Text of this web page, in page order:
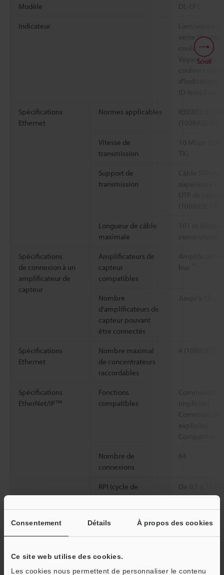
Consentement Détails À propos des cookies
Ce site web utilise des cookies.
Les cookies nous permettent de personnaliser le contenu
Modèle DL-EP1
Indicateur
verte, Voyant
couleurs
Voyant d'état
couleurs
d'indication
(D-bus) 2
Spécifications
Ethernet
Normes applicables
IEEE802.3
(100BASE-TX)
Vitesse de
transmission
TX)
Support de
transmission
Câble STP ou
supérieure
UTP de
(100BASE-TX)
Longueur de câble
maximale
commutateur
Spécifications
de connexion à un
amplificateur de
capteur
Amplificateurs de
capteur
compatibles
bus
Nombre
d'amplificateurs de
capteur pouvant
être connectés
Jusqu'à 15
Spécifications
Ethernet
Nombre maximal
de concentrateurs
raccordables
4 (10BASE-T)/
Spécifications
EtherNet/IP™
Fonctions
compatibles
explicite)
Compatible
Nombre de
connexions
64
RPI (cycle de
transmission)
De 0,5 à 10
ms)
Bande passante
tolérable pour la
communication
Test de conformité Compatible
Scroll